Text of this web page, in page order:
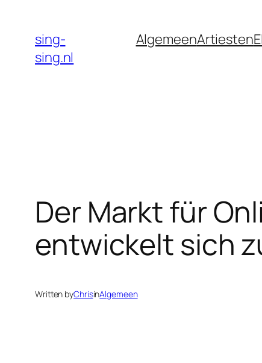
content
sing-
sing.nl
AlgemeenArtiesten
Der Markt für
entwickelt sich
Written byChrisinAlgemeen